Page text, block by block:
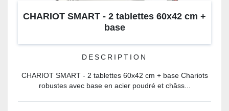
CHARIOT SMART - 2 tablettes 60x42 cm +
base
DESCRIPTION
CHARIOT SMART - 2 tablettes 60x42 cm + base Chariots
robustes avec base en acier poudré et châss...